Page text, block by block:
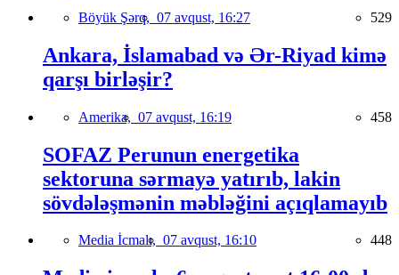
Böyük Şərq, 07 avqust, 16:27 529
Ankara, İslamabad və Ər-Riyad kimə
qarşı birləşir?
Amerika, 07 avqust, 16:19 458
SOFAZ Perunun energetika
sektoruna sərmayə yatırıb, lakin
sövdələşmənin məbləğini açıqlamayıb
Media İcmalı, 07 avqust, 16:10 448